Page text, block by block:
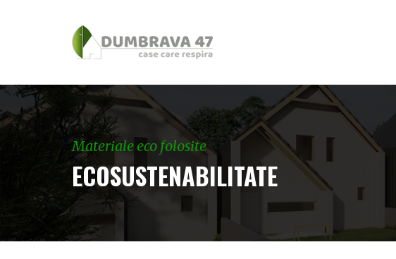
Materiale eco folosite
ECOSUSTENABILITATE